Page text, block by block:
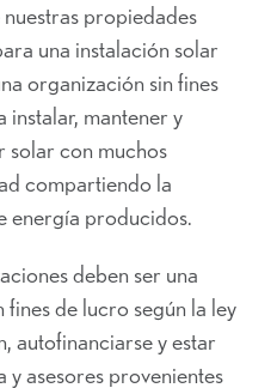
propiedades
una instalación solar
organización sin fines
mantener y
solar con muchos
compartiendo la
energía producidos.
deben ser una
de lucro según la ley
autofinanciarse y estar
asesores provenientes